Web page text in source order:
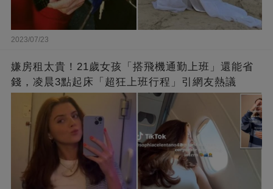
2023/07/23
嫌房租太貴！21歲女孩「搭飛機通勤上班」還能省
錢，凌晨3點起床「超狂上班行程」引網友熱議